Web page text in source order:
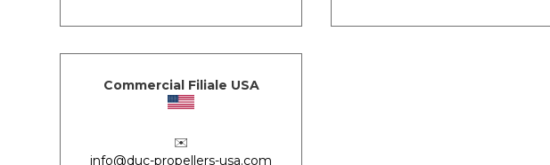
Commercial Filiale USA
✉️
info@duc-propellers-usa.com